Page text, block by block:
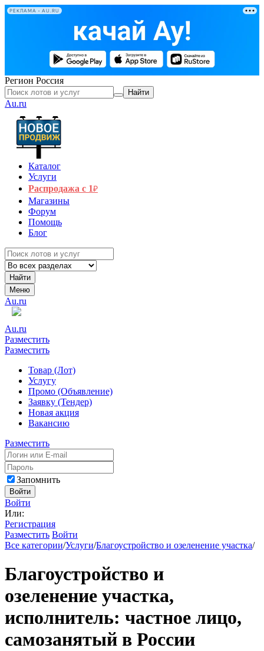
РЕКЛАМА • AU.RU
Регион Россия
Найти
Au.ru
Каталог
Услуги
Распродажа с 1₽
Магазины
Форум
Помощь
Блог
Найти
Меню
Au.ru
Au.ru
Разместить
Разместить
Товар (Лот)
Услугу
Промо (Объявление)
Заявку (Тендер)
Новая акция
Вакансию
Разместить
Запомнить
Войти
Войти
Или:
Регистрация
Разместить Войти
Все категории/Услуги/Благоустройство и озеленение участка/
Благоустройство и
озеленение участка,
исполнитель: частное лицо,
самозанятый в России